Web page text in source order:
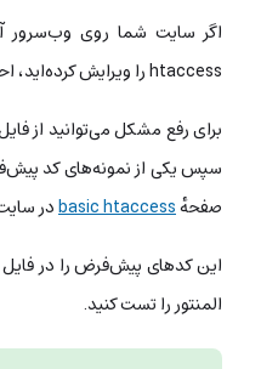
اگر سایت شما روی وب‌سرور
htaccess را ویرایش کرده‌اید، احتمالاً جایی اشتباهی کرده‌اید.
صفحهٔbasic htaccessدر
المنتور را تست کنید.